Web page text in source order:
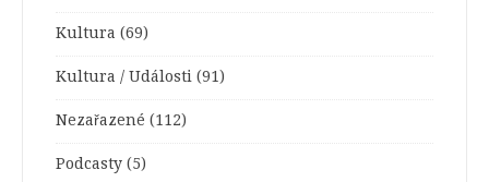
Kultura (69)
Kultura / Události (91)
Nezařazené (112)
Podcasty (5)